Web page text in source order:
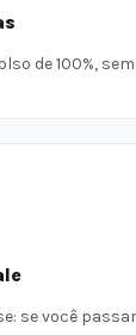
de 100%,
se você